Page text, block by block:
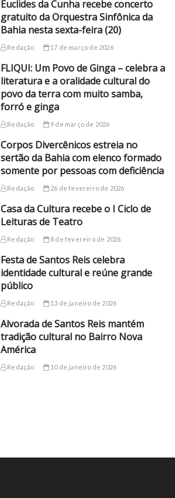
Euclides da Cunha recebe concerto
gratuito da Orquestra Sinfônica da
Bahia nesta sexta-feira (20)
Redação 17 de março de 2026
FLIQUI: Um Povo de Ginga – celebra a
literatura e a oralidade cultural do
povo da terra com muito samba,
forró e ginga
Redação 9 de março de 2026
Corpos Divercênicos estreia no
sertão da Bahia com elenco formado
somente por pessoas com deficiência
Redação 26 de fevereiro de 2026
Casa da Cultura recebe o I Ciclo de
Leituras de Teatro
Redação 8 de fevereiro de 2026
Festa de Santos Reis celebra
identidade cultural e reúne grande
público
Redação 13 de janeiro de 2026
Alvorada de Santos Reis mantém
tradição cultural no Bairro Nova
América
Redação 10 de janeiro de 2026